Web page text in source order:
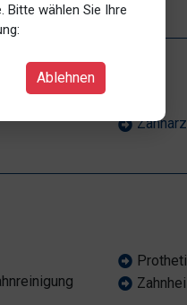
Bitte wählen Sie Ihre
Ablehnen